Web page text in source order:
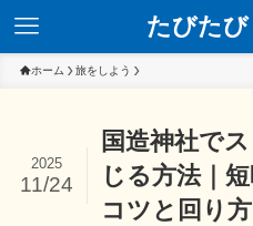
たびた
ホーム 旅をしよう
国造神社で
じる方法｜
コツと回り方
2025
11/24